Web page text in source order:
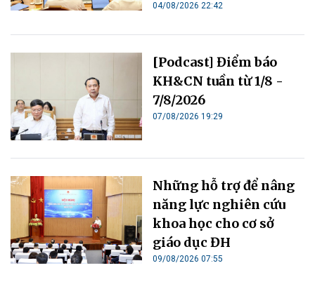
04/08/2026 22:42
[Podcast] Điểm báo
KH&CN tuần từ 1/8 -
7/8/2026
07/08/2026 19:29
Những hỗ trợ để nâng
năng lực nghiên cứu
khoa học cho cơ sở
giáo dục ĐH
09/08/2026 07:55